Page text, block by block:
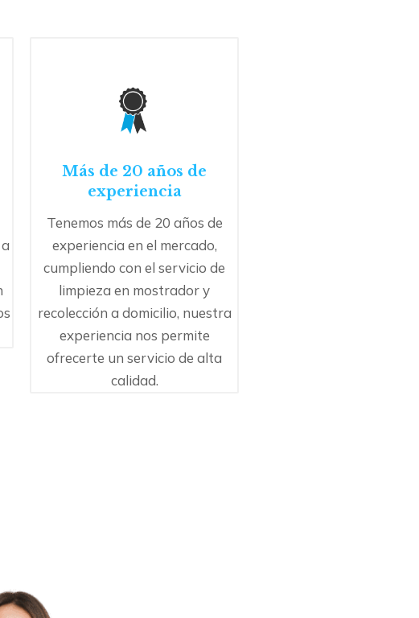
Más de 20 años de
experiencia
Tenemos más de 20 años de
experiencia en el mercado,
cumpliendo con el servicio de
limpieza en mostrador y
recolección a domicilio, nuestra
experiencia nos permite
ofrecerte un servicio de alta
calidad.